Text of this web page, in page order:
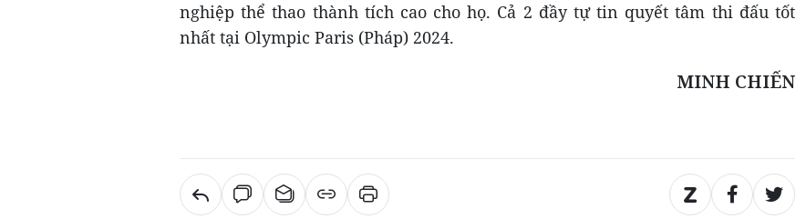
nghiệp thể thao thành tích cao cho họ. Cả 2 đầy tự tin quyết tâm thi đấu tốt
nhất tại Olympic Paris (Pháp) 2024.
MINH CHIẾN